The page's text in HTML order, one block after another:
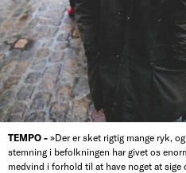
TEMPO - »Der er sket rigtig mange ryk,
stemning i befolkningen har givet os
medvind i forhold til at have noget at sige